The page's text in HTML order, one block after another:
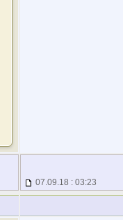
07.09.18 : 03:23